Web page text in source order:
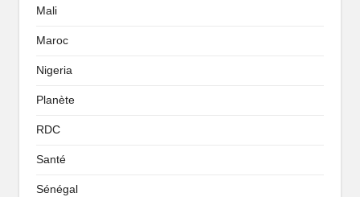
Mali
Maroc
Nigeria
Planète
RDC
Santé
Sénégal